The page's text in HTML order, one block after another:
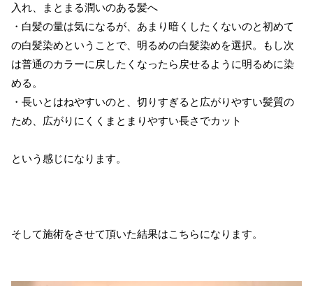
入れ、まとまる潤いのある髪へ
・白髪の量は気になるが、あまり暗くしたくないのと初めて
の白髪染めということで、明るめの白髪染めを選択。もし次
は普通のカラーに戻したくなったら戻せるように明るめに染
める。
・長いとはねやすいのと、切りすぎると広がりやすい髪質の
ため、広がりにくくまとまりやすい長さでカット
という感じになります。
そして施術をさせて頂いた結果はこちらになります。